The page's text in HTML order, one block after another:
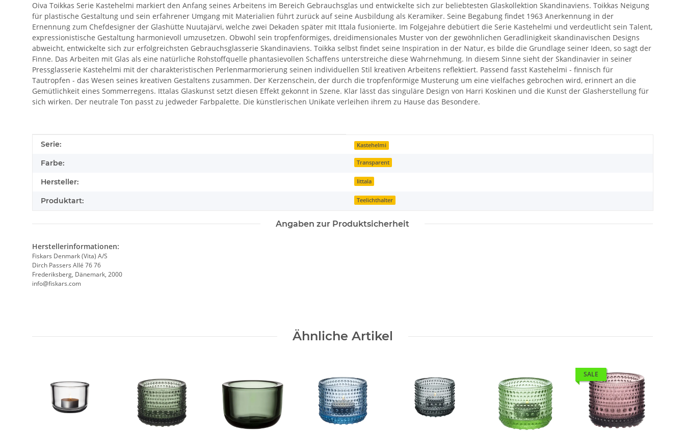
Oiva Toikkas Serie Kastehelmi markiert den Anfang seines Arbeitens im Bereich Gebrauchsglas und entwickelte sich zur beliebtesten Glaskollektion Skandinaviens. Toikkas Neigung
für plastische Gestaltung und sein erfahrener Umgang mit Materialien führt zurück auf seine Ausbildung als Keramiker. Seine Begabung findet 1963 Anerkennung in der
Ernennung zum Chefdesigner der Glashütte Nuutajärvi, welche zwei Dekaden später mit Ittala fusionierte. Im Folgejahre debütiert die Serie Kastehelmi und verdeutlicht sein Talent,
expressionistische Gestaltung harmonievoll umzusetzen. Obwohl sein tropfenförmiges, dreidimensionales Muster von der gewöhnlichen Geradlinigkeit skandinavischen Designs
abweicht, entwickelte sich zur erfolgreichsten Gebrauchsglasserie Skandinaviens. Toikka selbst findet seine Inspiration in der Natur, es bilde die Grundlage seiner Ideen, so sagt der
Finne. Das Arbeiten mit Glas als eine natürliche Rohstoffquelle phantasievollen Schaffens unterstreiche diese Wahrnehmung. In diesem Sinne sieht der Skandinavier in seiner
Pressglasserie Kastehelmi mit der charakteristischen Perlenmarmorierung seinen individuellen Stil kreativen Arbeitens reflektiert. Passend fasst Kastehelmi - finnisch für
Tautropfen - das Wesen seines kreativen Gestaltens zusammen. Der Kerzenschein, der durch die tropfenförmige Musterung um eine vielfaches gebrochen wird, erinnert an die
Gemütlichkeit eines Sommerregens. Ittalas Glaskunst setzt diesen Effekt gekonnt in Szene. Klar lässt das singuläre Design von Harri Koskinen und die Kunst der Glasherstellung für
sich wirken. Der neutrale Ton passt zu jedweder Farbpalette. Die künstlerischen Unikate verleihen ihrem zu Hause das Besondere.
Produkteigenschaft
Wert
Serie: Kastehelmi
Farbe: Transparent
Hersteller: Iittala
Produktart: Teelichthalter
Angaben zur Produktsicherheit
Herstellerinformationen:
Fiskars Denmark (Vita) A/S
Dirch Passers Allé 76 76
Frederiksberg, Dänemark, 2000
info@fiskars.com
Ähnliche Artikel
SALE